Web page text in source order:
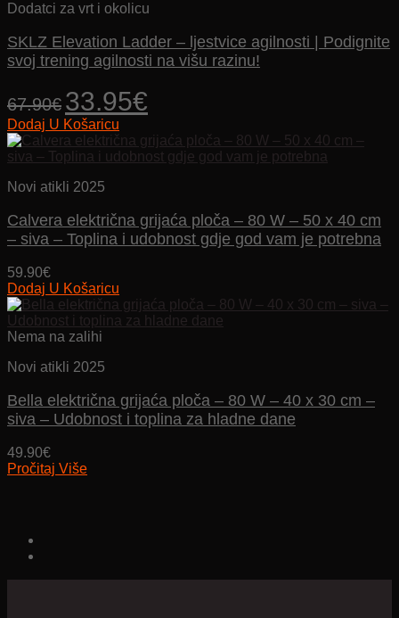
Dodatci za vrt i okolicu
SKLZ Elevation Ladder – ljestvice agilnosti | Podignite
svoj trening agilnosti na višu razinu!
67.90€
Izvorna
cijena
bila
je:
67.90€.
33.95€cijena
33.95€.
Dodaj U Košaricu
Novi atikli 2025
Calvera električna grijaća ploča – 80 W – 50 x 40 cm
– siva – Toplina i udobnost gdje god vam je potrebna
59.90€
Dodaj U Košaricu
Nema na zalihi
Novi atikli 2025
Bella električna grijaća ploča – 80 W – 40 x 30 cm –
siva – Udobnost i toplina za hladne dane
49.90€
Pročitaj Više